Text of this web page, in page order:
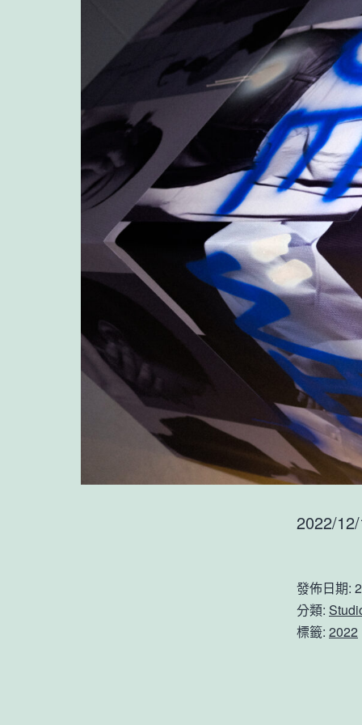
2022/
發佈日期:
分類:
標籤: 2022